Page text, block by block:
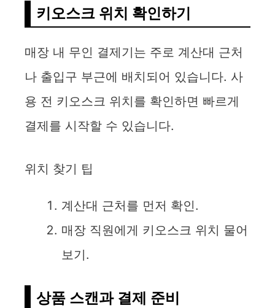
키오스크 위치 확인하기
매장 내 무인 결제기는 주로 계산대 근처
나 출입구 부근에 배치되어 있습니다. 사
용 전 키오스크 위치를 확인하면 빠르게
결제를 시작할 수 있습니다.
위치 찾기 팁
계산대 근처를 먼저 확인.
매장 직원에게 키오스크 위치 물어
보기.
상품 스캔과 결제 준비